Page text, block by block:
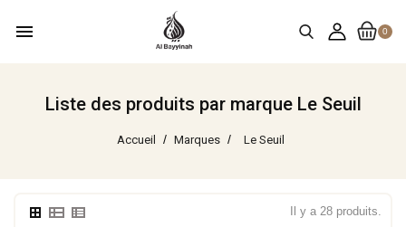
0
menu
Liste des produits par marque Le Seuil
Accueil Marques Le Seuil
Il y a 28 produits.